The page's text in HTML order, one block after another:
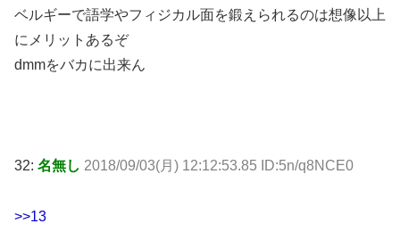
ベルギーで語学やフィジカル面を鍛えられるのは想像以上
にメリットあるぞ
dmmをバカに出来ん
32: 名無し 2018/09/03(月) 12:12:53.85 ID:5n/q8NCE0
>>13